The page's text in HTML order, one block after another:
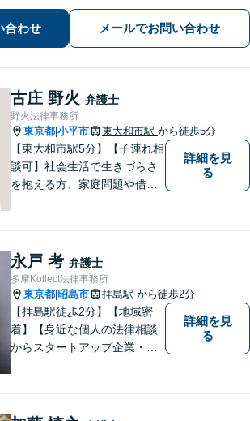
をレジュメにしてご提供します。離婚
問題、不動産・住まい、借金、労働雇
用、企業法務など
合わせ メールでお問い合わせ
古庄 野火 弁護士
野火法律事務所
東京都 小平市 東大和市駅 から徒歩5分
【東大和市駅5分】【子連れ相
談可】社会生活で生きづらさ
を抱える方、家庭問題や借金
談無料】【分割払い可】【法
テラス利用可】
詳細を見
る
永戸 考 弁護士
多摩Kollect法律事務所
東京都 昭島市 拝島駅 から徒歩2分
【拝島駅徒歩2分】【地域密
着】【身近な個人の法律相談
からスタートアップ企業・中
イスをご提供します。
詳細を見
る